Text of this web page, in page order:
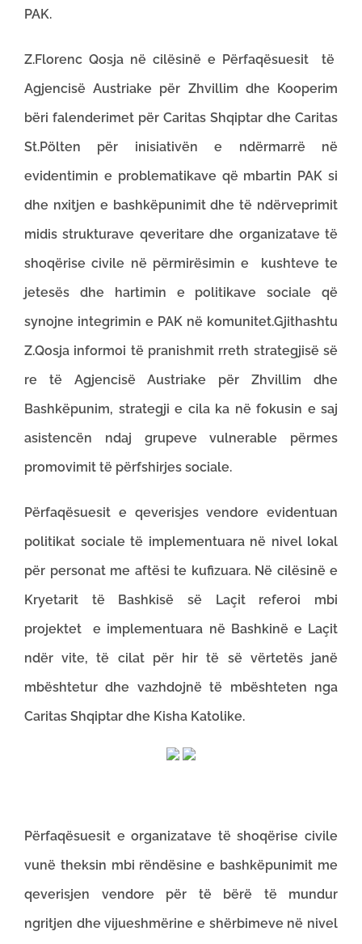
PAK.
Z.Florenc Qosja në cilësinë e Përfaqësuesit të
Agjencisë Austriake për Zhvillim dhe Kooperim
bëri falenderimet për Caritas Shqiptar dhe Caritas
St.Pölten për inisiativën e ndërmarrë në
evidentimin e problematikave që mbartin PAK si
dhe nxitjen e bashkëpunimit dhe të ndërveprimit
midis strukturave qeveritare dhe organizatave të
shoqërise civile në përmirësimin e kushteve te
jetesës dhe hartimin e politikave sociale që
synojne integrimin e PAK në komunitet.Gjithashtu
Z.Qosja informoi të pranishmit rreth strategjisë së
re të Agjencisë Austriake për Zhvillim dhe
Bashkëpunim, strategji e cila ka në fokusin e saj
asistencën ndaj grupeve vulnerable përmes
promovimit të përfshirjes sociale.
Përfaqësuesit e qeverisjes vendore evidentuan
politikat sociale të implementuara në nivel lokal
për personat me aftësi te kufizuara. Në cilësinë e
Kryetarit të Bashkisë së Laçit referoi mbi
projektet e implementuara në Bashkinë e Laçit
ndër vite, të cilat për hir të së vërtetës janë
mbështetur dhe vazhdojnë të mbështeten nga
Caritas Shqiptar dhe Kisha Katolike.
Përfaqësuesit e organizatave të shoqërise civile
vunë theksin mbi rëndësine e bashkëpunimit me
qeverisjen vendore për të bërë të mundur
ngritjen dhe vijueshmërine e shërbimeve në nivel